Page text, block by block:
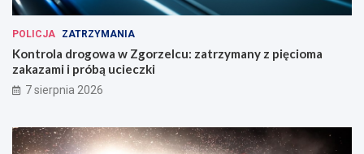
POLICJA ZATRZYMANIA
Kontrola drogowa w Zgorzelcu: zatrzymany z pięcioma
zakazami i próbą ucieczki
7 sierpnia 2026